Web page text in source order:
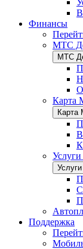
Финансы
МТС
МТС
Карта
Карта
Поддержка